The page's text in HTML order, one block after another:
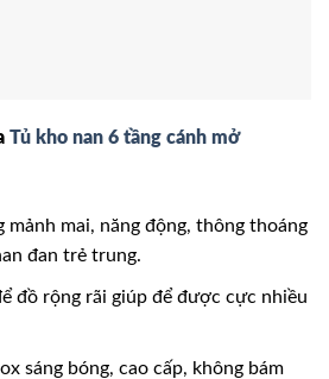
Tủ kho nan 6 tầng cánh mở
mảnh mai, năng động, thông thoáng
đan trẻ trung.
đồ rộng rãi giúp để được cực nhiều
sáng bóng, cao cấp, không bám